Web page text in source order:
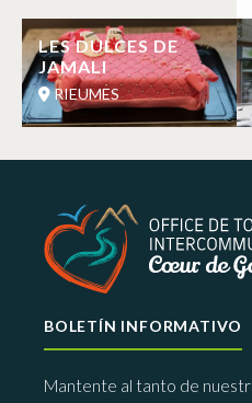
LES DULCES DE
JAMALI
RIEUMES
BOLETÍN INFORMATIVO
Mantente al tanto de